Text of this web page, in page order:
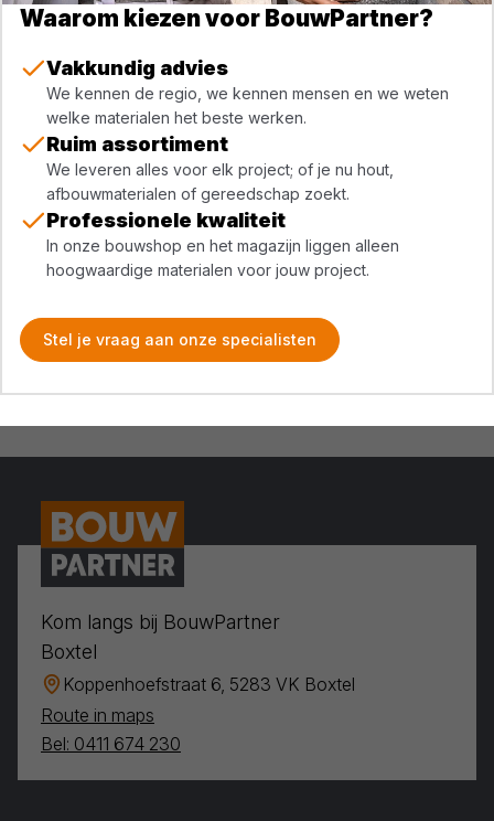
Waarom kiezen voor BouwPartner?
Vakkundig advies
We kennen de regio, we kennen mensen en we weten
welke materialen het beste werken.
Ruim assortiment
We leveren alles voor elk project; of je nu hout,
afbouwmaterialen of gereedschap zoekt.
Professionele kwaliteit
In onze bouwshop en het magazijn liggen alleen
hoogwaardige materialen voor jouw project.
Stel je vraag aan onze specialisten
Kom langs bij BouwPartner
Boxtel
Koppenhoefstraat 6, 5283 VK Boxtel
Route in maps
Bel: 0411 674 230